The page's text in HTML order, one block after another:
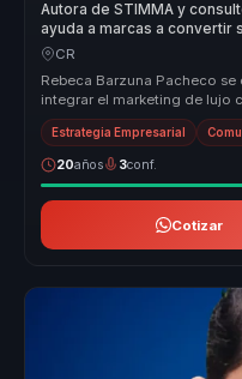
Autora de STIMMA y
ayuda a marcas a convertir
posicionamiento y ventaja
CR
Rebeca Barzuna Pacheco
integrar el marketing de lujo
enfoque únic...
Estrategia Empresarial
20años 3conf.
Cotizar